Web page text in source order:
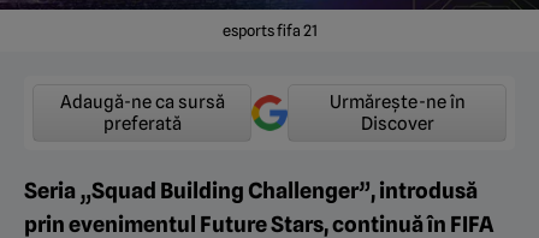
esports fifa 21
Adaugă-ne ca sursă
preferată
Urmărește-ne în
Discover
Seria „Squad Building Challenger”, introdusă
prin evenimentul Future Stars, continuă în FIFA